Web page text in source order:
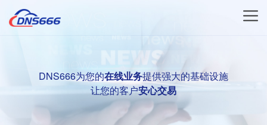
DNS666为您的在线业务提供强大的基础设施
让您的客户安心交易